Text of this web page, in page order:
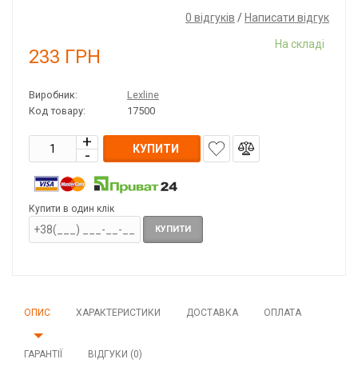
0 відгуків / Написати відгук
233 ГРН
На складі
Виробник:
Lexline
Код товару:
17500
КУПИТИ
Купити в один клік
КУПИТИ
ОПИС ХАРАКТЕРИСТИКИ ДОСТАВКА ОПЛАТА
ГАРАНТІЇ ВІДГУКИ (0)